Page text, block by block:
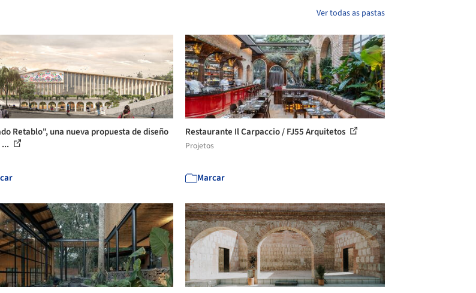
Ver todas as pastas
Retablo", una nueva propuesta de diseño
Restaurante Il Carpaccio / FJ55 Arquitetos
Projetos
Marcar